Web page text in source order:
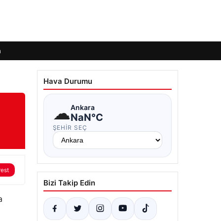
Hava Durumu
☁Ankara
NaN°C
ŞEHIR SEÇ
Bizi Takip Edin